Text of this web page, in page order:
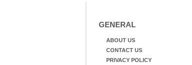
GENERAL
ABOUT US
CONTACT US
PRIVACY POLICY